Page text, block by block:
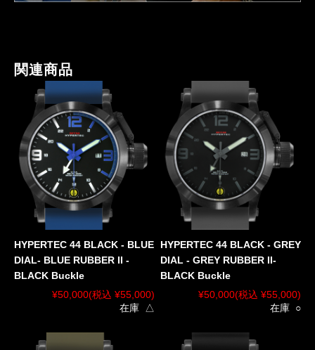
関連商品
HYPERTEC 44 BLACK - BLUE
DIAL- BLUE RUBBER II -
BLACK Buckle
¥50,000(税込 ¥55,000)
在庫 △
HYPERTEC 44 BLACK - GREY
DIAL - GREY RUBBER II-
BLACK Buckle
¥50,000(税込 ¥55,000)
在庫 ○